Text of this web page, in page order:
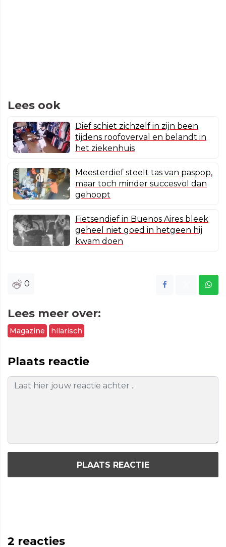
Lees ook
Dief schiet zichzelf in zijn been
tijdens roofoverval en belandt in
het ziekenhuis
Meesterdief steelt tas van paspop,
maar toch minder succesvol dan
gehoopt
Fietsendief in Buenos Aires bleek
geheel niet goed in hetgeen hij
kwam doen
0
Lees meer over:
Magazine hilarisch
Plaats reactie
PLAATS REACTIE
2 reacties